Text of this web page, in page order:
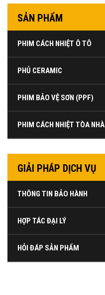
SẢN PHẨM
PHIM CÁCH NHIỆT Ô TÔ
PHỦ CERAMIC
PHIM BẢO VỆ SƠN (PPF)
PHIM CÁCH NHIỆT TÒA NHÀ
GIẢI PHÁP DỊCH VỤ
THÔNG TIN BẢO HÀNH
HỢP TÁC ĐẠI LÝ
HỎI ĐÁP SẢN PHẨM